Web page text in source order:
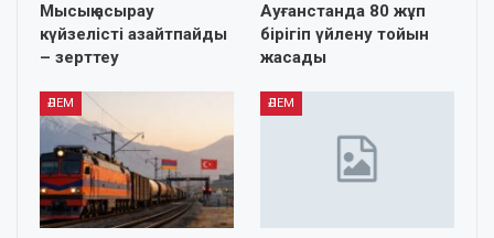
Мысық асырау
күйзелісті азайтпайды
– зерттеу
Ауғанстанда 80 жұп
бірігіп үйлену тойын
жасады
ӘЛЕМ ӘЛЕМ